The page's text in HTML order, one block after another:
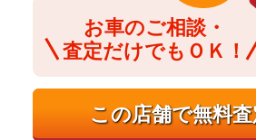
お車のご相談・
査定だけでもＯＫ！